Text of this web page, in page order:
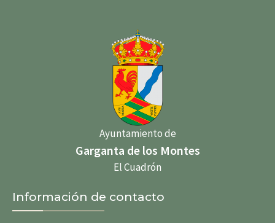
Ayuntamiento de
Garganta de los Montes
El Cuadrón
Información de contacto